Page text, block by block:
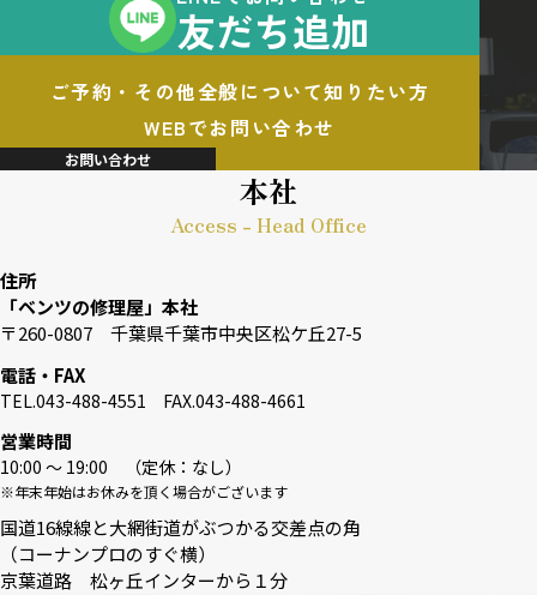
友だち追加
ご予約・その他全般について知りたい方
WEBでお問い合わせ
お問い合わせ
本社
Access - Head Office
住所
「ベンツの修理屋」本社
〒260-0807 千葉県千葉市中央区松ケ丘27-5
電話・FAX
TEL.043-488-4551 FAX.043-488-4661
営業時間
10:00 〜 19:00 （定休：なし）
※年末年始はお休みを頂く場合がございます
国道16線線と大網街道がぶつかる交差点の角
（コーナンプロのすぐ横）
京葉道路 松ヶ丘インターから１分